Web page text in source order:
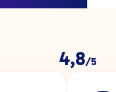
4,8/5